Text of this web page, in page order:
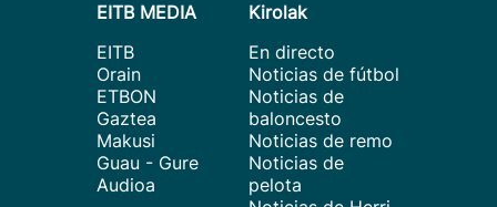
EITB MEDIA
EITB
Orain
ETBON
Gaztea
Makusi
Guau - Gure
Audioa
Kirolak
En directo
Noticias de fútbol
Noticias de
baloncesto
Noticias de remo
Noticias de
pelota